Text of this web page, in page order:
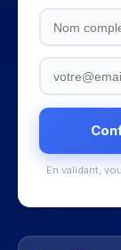
En validant,